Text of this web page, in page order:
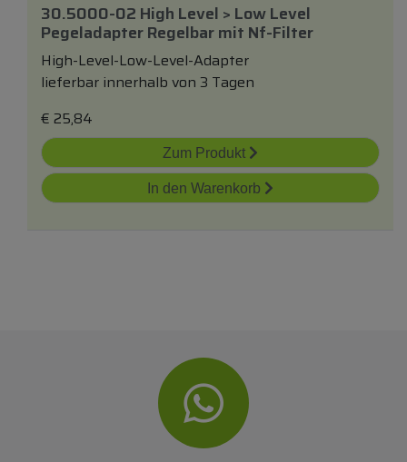
30.5000-02 High Level > Low Level
Pegeladapter Regelbarmit Nf-Filter
High-Level-Low-Level-Adapter
lieferbar innerhalb von 3 Tagen
€ 25,84
Zum Produkt
In den Warenkorb